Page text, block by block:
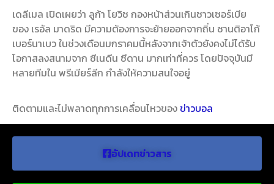
เดลีเมล เปิดเผยว่า ลูก้า โยวิช กองหน้าส่วนเกินชาวเซอร์เบีย
ของ เรอัล มาดริด มีความต้องการจะย้ายออกจากถิ่น ซานติอาโก้
เบอร์นาเบว ในช่วงเดือนมกราคมนี้หลังจากเจ้าตัวยังคงไม่ได้รับ
โอกาสลงสนามจาก ซีเนดีน ซีดาน มากเท่าที่ควร โดยปัจจุบันมี
หลายทีมใน พรีเมียร์ลีก กำลังให้ความสนใจอยู่
ติดตามและไม่พลาดทุกการเคลื่อนไหวของ ข่าวบอล
อัปเดทข่าวสาร